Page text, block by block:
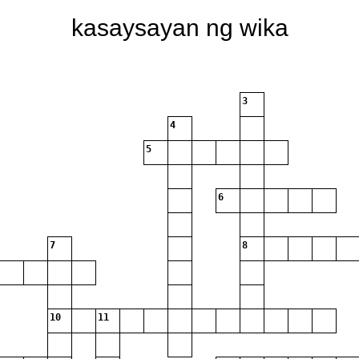
kasaysayan ng wika
3
4
5
6
7 8
10 11